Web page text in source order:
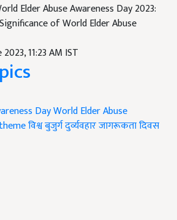
Elder Abuse Awareness Day 2023:
of World Elder Abuse
2023, 11:23 AM IST
DayWorld Elder Abuse
विश्व बुजुर्ग दुर्व्यवहार जागरूकता दिवस